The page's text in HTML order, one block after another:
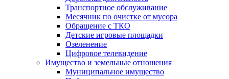
Транспортное обслуживание
Месячник по очистке от мусора
Обращение с ТКО
Детские игровые площадки
Озеленение
Цифровое телевидение
Имущество и земельные отношения
Муниципальное имущество